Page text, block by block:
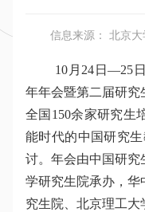
信息来源： 北京大
10月24日—25
年年会暨第二届研究
全国150余家研究生
能时代的中国研究
讨。年会由中国研究
学研究生院承办，华
究生院、北京理工大